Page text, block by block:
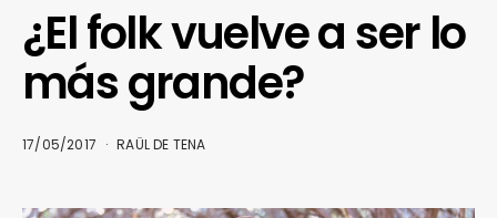
¿El folk vuelve a ser lo
más grande?
17/05/2017 RAÜL DE TENA